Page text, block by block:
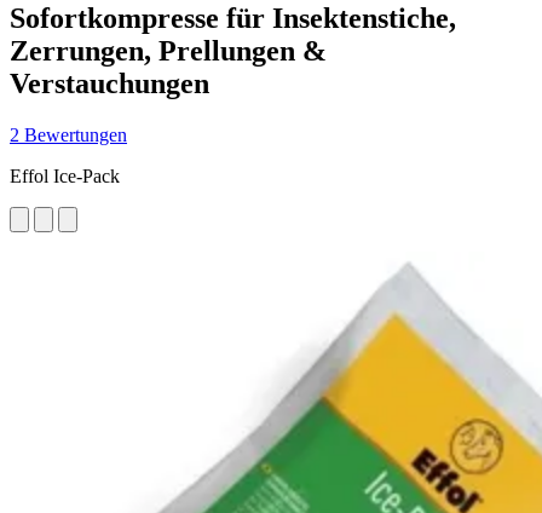
Sofortkompresse für Insektenstiche,
Zerrungen, Prellungen &
Verstauchungen
2 Bewertungen
Effol Ice-Pack